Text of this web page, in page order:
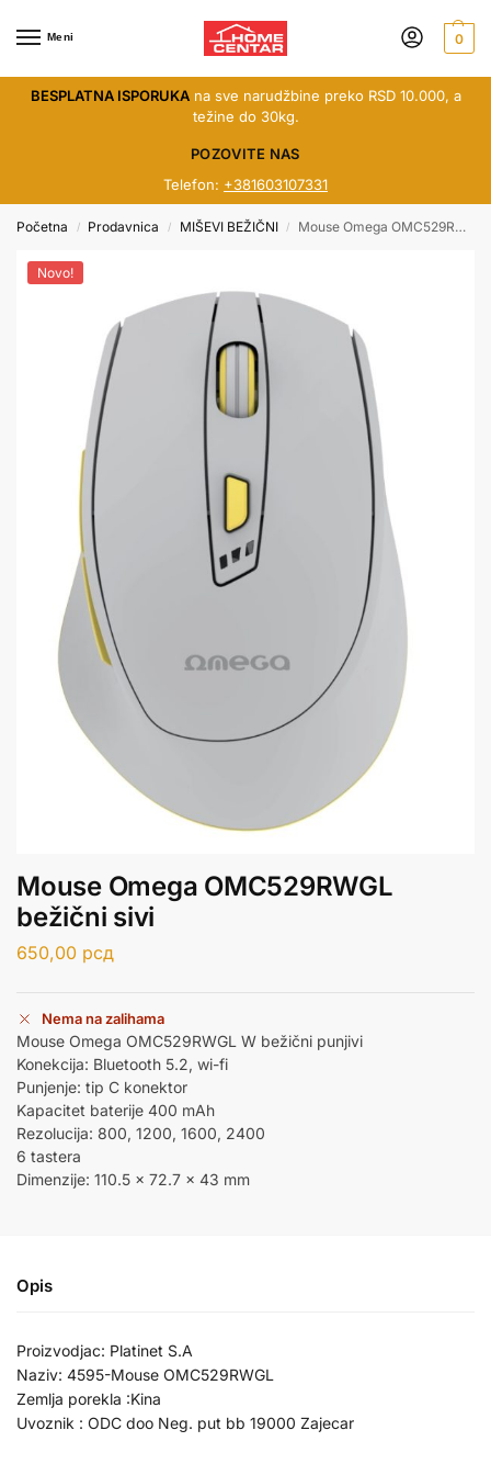
Meni 0
BESPLATNA ISPORUKAna sve narudžbine preko RSD 10.000, a
težine do 30kg.
POZOVITE NAS
Telefon: +381603107331
Početna / Prodavnica / MIŠEVI BEŽIČNI / Mouse Omega OMC529RWGL bežični sivi
Novo!
Mouse Omega OMC529RWGL
bežični sivi
650,00 рсд
Nema na zalihama
Mouse Omega OMC529RWGL W bežični punjivi
Konekcija: Bluetooth 5.2, wi-fi
Punjenje: tip C konektor
Kapacitet baterije 400 mAh
Rezolucija: 800, 1200, 1600, 2400
6 tastera
Dimenzije: 110.5 x 72.7 x 43 mm
Opis
Proizvodjac: Platinet S.A
Naziv: 4595-Mouse OMC529RWGL
Zemlja porekla :Kina
Uvoznik : ODC doo Neg. put bb 19000 Zajecar